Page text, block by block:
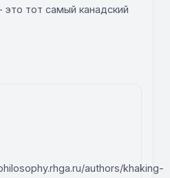
это тот самый канадский
authors/khaking-